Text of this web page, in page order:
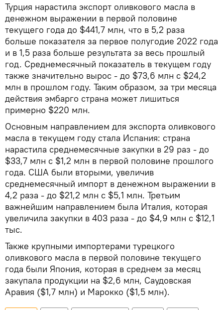
Турция нарастила экспорт оливкового масла в
денежном выражении в первой половине
текущего года до $441,7 млн, что в 5,2 раза
больше показателя за первое полугодие 2022 года
и в 1,5 раза больше результата за весь прошлый
год. Среднемесячный показатель в текущем году
также значительно вырос - до $73,6 млн с $24,2
млн в прошлом году. Таким образом, за три месяца
действия эмбарго страна может лишиться
примерно $220 млн.
Основным направлением для экспорта оливкового
масла в текущем году стала Испания: страна
нарастила среднемесячные закупки в 29 раз - до
$33,7 млн с $1,2 млн в первой половине прошлого
года. США были вторыми, увеличив
среднемесячный импорт в денежном выражении в
4,2 раза - до $21,2 млн с $5,1 млн. Третьим
важнейшим направлением была Италия, которая
увеличила закупки в 403 раза - до $4,9 млн с $12,1
тыс.
Также крупными импортерами турецкого
оливкового масла в первой половине текущего
года были Япония, которая в среднем за месяц
закупала продукции на $2,6 млн, Саудовская
Аравия ($1,7 млн) и Марокко ($1,5 млн).